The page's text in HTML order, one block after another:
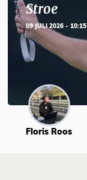
Stroe
09 JULI 2026 - 10:15
Floris Roos